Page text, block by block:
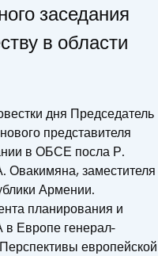
заседания
в области
дня Председатель
представителя
в ОБСЕ посла Р.
Овакимяна, заместителя
Армении.
планирования и
Европе генерал-
европейской